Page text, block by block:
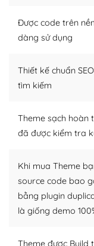
thiết kế tốt, bạn
tìm kiếm chúng
– Sở hữu một
khổng lồ được
người cuồng tín
Nếu bạn gặp khó
kiếm những cộng
lời, giải đáp vấn đề
Cộng đồng sử
– Đa dạng plugin
Được code trên
dàng sử dụng
Thiết kế chuẩn
tìm kiếm
Theme sạch hoàn
đã được kiểm tra
Khi mua Theme
source code bao
bằng plugin
là giống demo
Theme được Build